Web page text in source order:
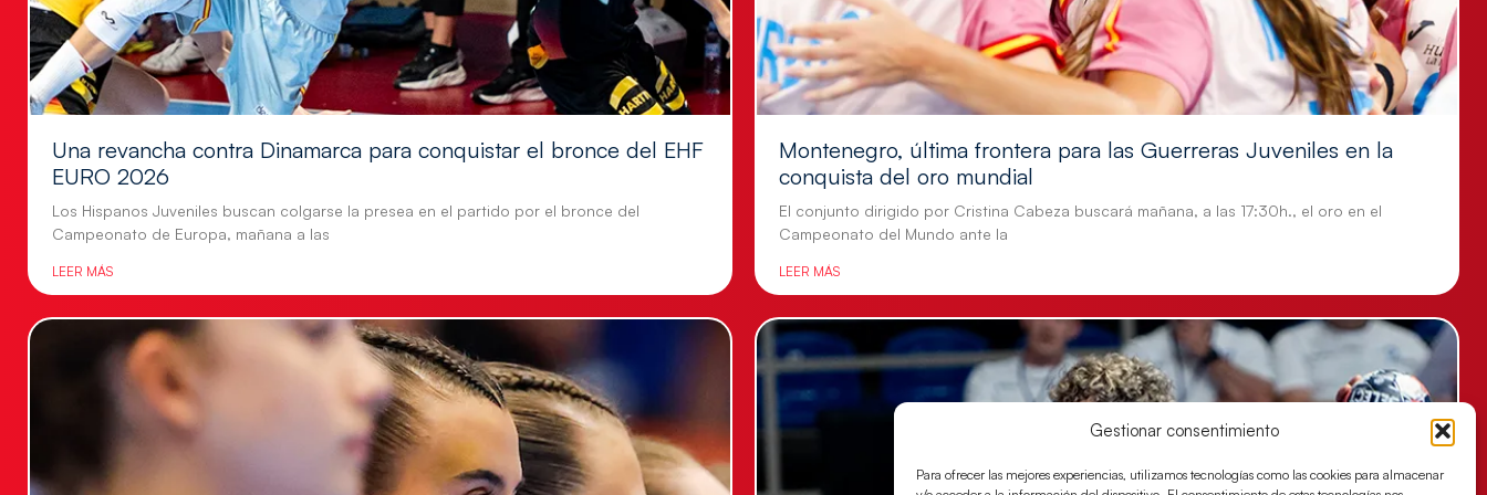
Gestionar consentimiento
Para ofrecer las mejores experiencias, utilizamos tecnologías como las cookies para almacenar
Una revancha contra Dinamarca para conquistar el bronce del EHF
EURO 2026
Los Hispanos Juveniles buscan colgarse la presea en el partido por el bronce del
Campeonato de Europa, mañana a las
LEER MÁS
Montenegro, última frontera para las Guerreras Juveniles en la
conquista del oro mundial
El conjunto dirigido por Cristina Cabeza buscará mañana, a las 17:30h., el oro en el
Campeonato del Mundo ante la
LEER MÁS